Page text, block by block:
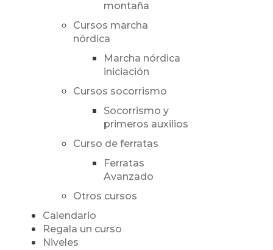
montaña
Cursos marcha
nórdica
Marcha nórdica
iniciación
Cursos socorrismo
Socorrismo y
primeros auxilios
Curso de ferratas
Ferratas
Avanzado
Otros cursos
Calendario
Regala un curso
Niveles